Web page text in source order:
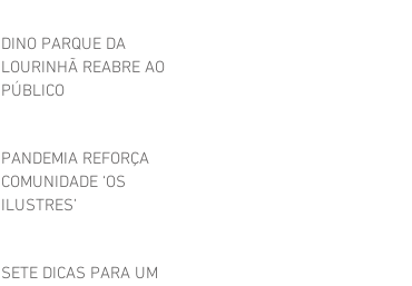
DINO PARQUE DA
LOURINHÃ REABRE AO
PÚBLICO
PANDEMIA REFORÇA
COMUNIDADE ‘OS
ILUSTRES’
SETE DICAS PARA UM